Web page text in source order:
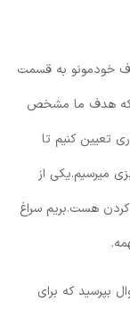
خودمونو به قسمت
که هدف ما مشخص
تعیین کنیم تا
میرسیم.یکی از
کردن هست.بریم سراغ
بپرسید که برای